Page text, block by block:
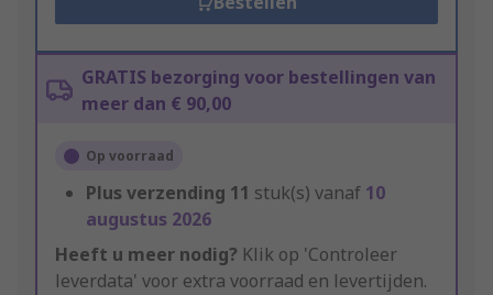
GRATIS bezorging voor bestellingen van
meer dan € 90,00
Op voorraad
Plus verzending 11 stuk(s) vanaf 10
augustus 2026
Heeft u meer nodig? Klik op 'Controleer
leverdata' voor extra voorraad en levertijden.